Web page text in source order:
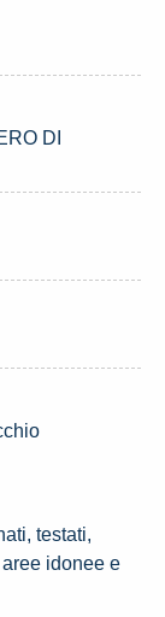
DI
testati,
idonee e